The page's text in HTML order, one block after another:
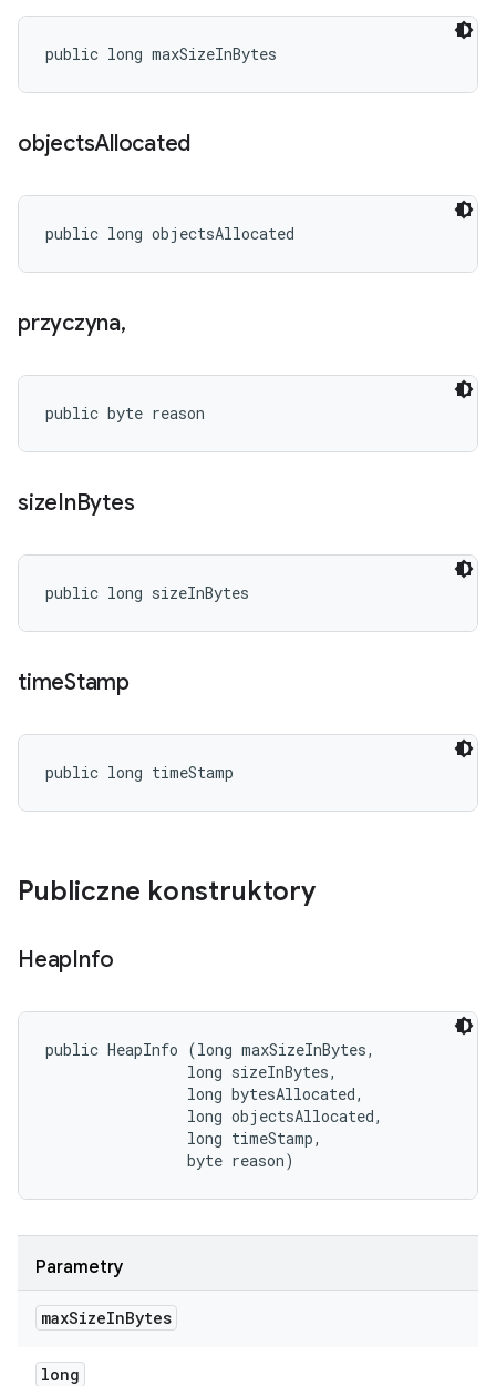
public long maxSizeInBytes
objectsAllocated
public long objectsAllocated
przyczyna,
public byte reason
sizeInBytes
public long sizeInBytes
timeStamp
public long timeStamp
Publiczne konstruktory
HeapInfo
public HeapInfo (long maxSizeInBytes,
                long sizeInBytes,
                long bytesAllocated,
                long objectsAllocated,
                long timeStamp,
                byte reason)
Parametry
maxSizeInBytes
long